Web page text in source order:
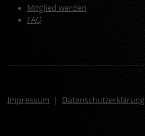
Mitglied werden
FAQ
Impressum | Datenschutzerklärung